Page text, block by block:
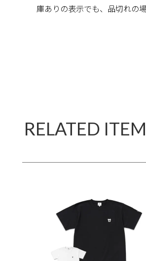
庫ありの表示でも、品切れの
RELATED ITEM